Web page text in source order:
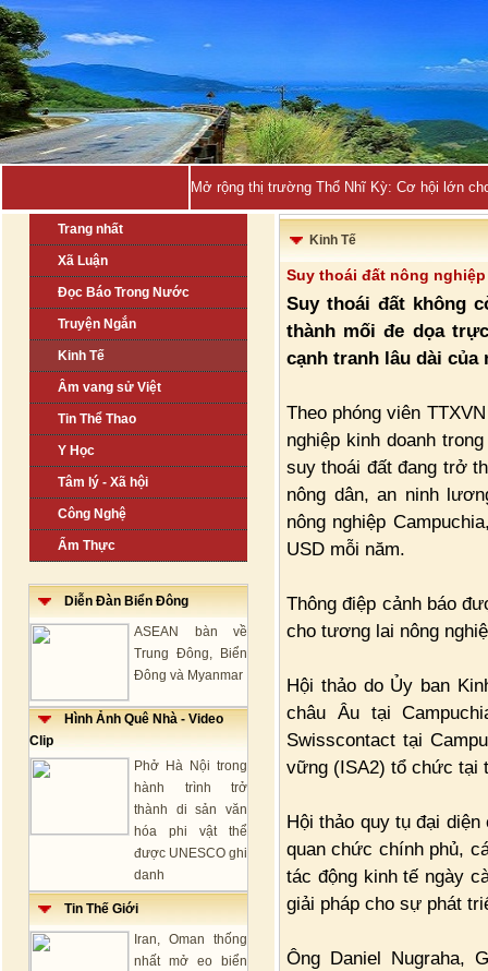
Mở rộng thị trường Thổ Nhĩ Kỳ: Cơ hội lớn
Trang nhất
Xã Luận
Đọc Báo Trong Nước
Truyện Ngắn
Kinh Tế
Âm vang sử Việt
Tin Thể Thao
Y Học
Tâm lý - Xã hội
Công Nghệ
Ẩm Thực
Diễn Đàn Biển Đông
ASEAN bàn về
Trung Đông, Biển
Đông và Myanmar
Hình Ảnh Quê Nhà - Video
Clip
Phở Hà Nội trong
hành trình trở
thành di sản văn
hóa phi vật thể
được UNESCO ghi
danh
Tin Thế Giới
Iran, Oman thống
nhất mở eo biển
Kinh Tế
Suy thoái đất nông
Suy thoái đất không
thành mối đe dọa
cạnh tranh lâu dài của
Theo phóng viên
nghiệp kinh doanh
suy thoái đất đang trở
nông dân, an ninh
nông nghiệp
USD mỗi năm.
Thông điệp cảnh báo
cho tương lai nông
Hội thảo do Ủy ban
châu Âu tại
Swisscontact tại
vững (ISA2) tổ chức tại
Hội thảo quy tụ đại
quan chức chính phủ,
tác động kinh tế ngày
giải pháp cho sự phát
Ông Daniel Nugraha,